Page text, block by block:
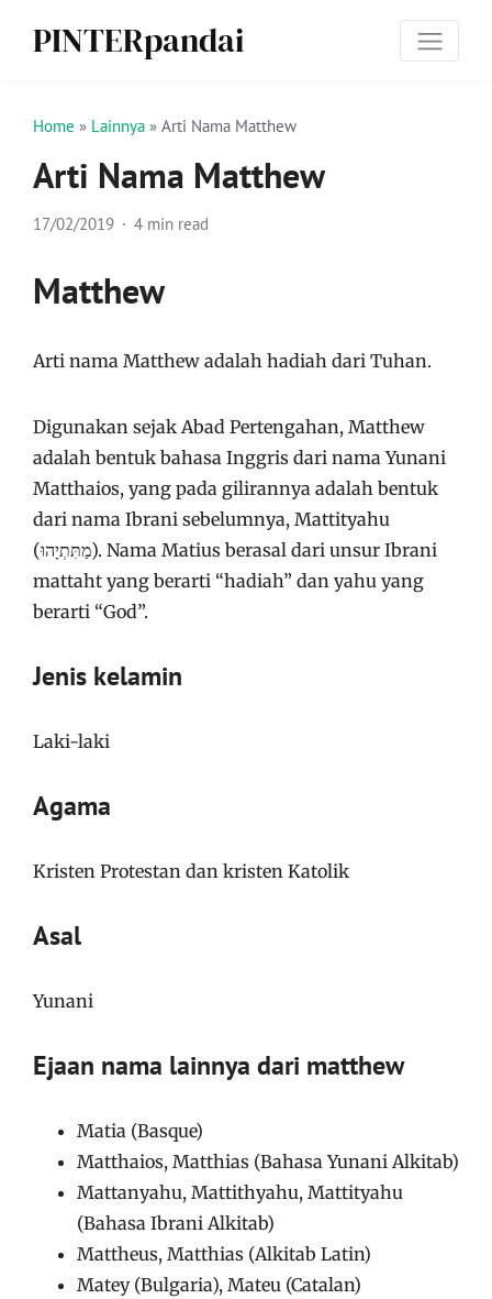
PINTERpandai
Home » Lainnya » Arti Nama Matthew
Arti Nama Matthew
17/02/2019 4 min read
Matthew
Arti nama Matthew adalah hadiah dari Tuhan.
Digunakan sejak Abad Pertengahan, Matthew
adalah bentuk bahasa Inggris dari nama Yunani
Matthaios, yang pada gilirannya adalah bentuk
dari nama Ibrani sebelumnya, Mattityahu
(מַתִּתְיָהוּ). Nama Matius berasal dari unsur Ibrani
mattaht yang berarti “hadiah” dan yahu yang
berarti “God”.
Jenis kelamin
Laki-laki
Agama
Kristen Protestan dan kristen Katolik
Asal
Yunani
Ejaan nama lainnya dari matthew
Matia (Basque)
Matthaios, Matthias (Bahasa Yunani Alkitab)
Mattanyahu, Mattithyahu, Mattityahu
(Bahasa Ibrani Alkitab)
Mattheus, Matthias (Alkitab Latin)
Matey (Bulgaria), Mateu (Catalan)